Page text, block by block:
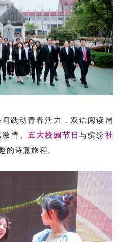
跃动青春活力，双语阅读周
激情。五大校园节日与缤纷社
的诗意旅程。